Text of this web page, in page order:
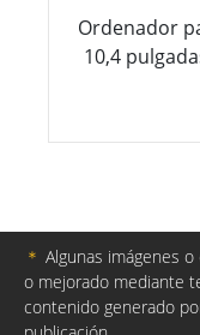
Ordenador
10,4
＊ Algunas imágenes
o mejorado mediante
contenido generado